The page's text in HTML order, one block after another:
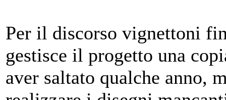
Per il discorso vignettoni
gestisce il progetto una
aver saltato qualche anno,